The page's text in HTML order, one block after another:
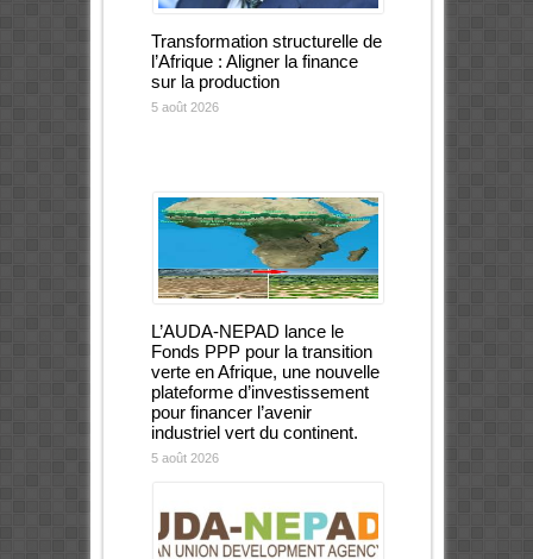
Transformation structurelle de
l’Afrique : Aligner la finance
sur la production
5 août 2026
L’AUDA-NEPAD lance le
Fonds PPP pour la transition
verte en Afrique, une nouvelle
plateforme d’investissement
pour financer l’avenir
industriel vert du continent.
5 août 2026